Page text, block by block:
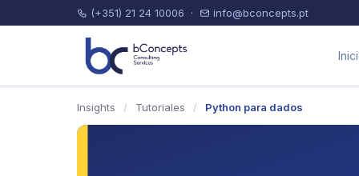
(+351) 21 24 10006 · info@bconcepts.pt
Insights / Tutoriales / Python para dados